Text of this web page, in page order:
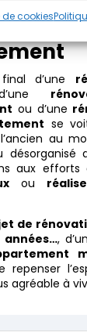
de cookies
d’une
ou d’une
se
au
désorganisé
aux efforts
ou
de
années…,
repenser
agréable à